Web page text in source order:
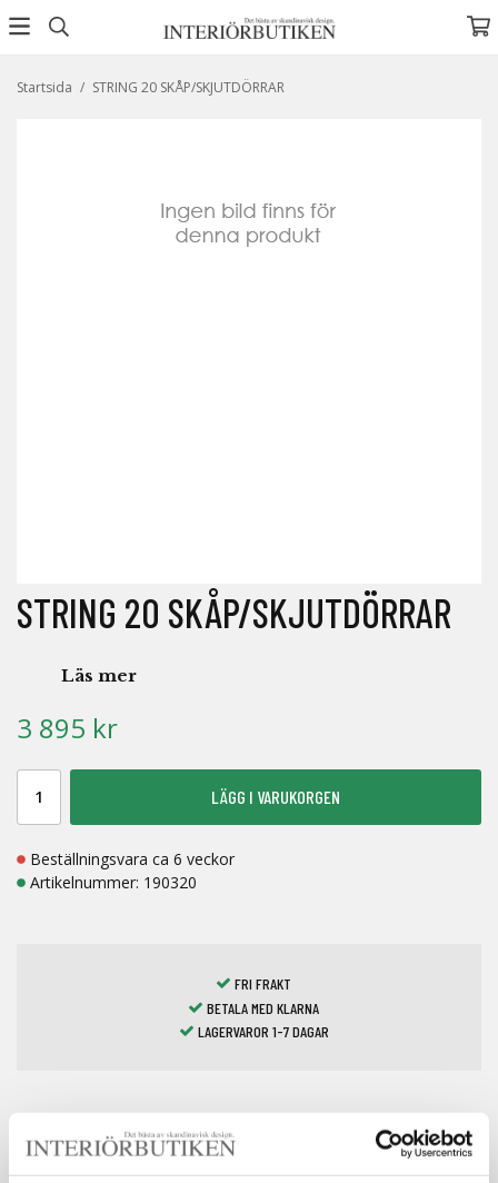
Startsida / STRING 20 SKÅP/SKJUTDÖRRAR
STRING 20 SKÅP/SKJUTDÖRRAR
Läs mer
3 895 kr
LÄGG I VARUKORGEN
Beställningsvara ca 6 veckor
Artikelnummer: 190320
FRI FRAKT
BETALA MED KLARNA
LAGERVAROR 1-7 DAGAR
Spara som favorit